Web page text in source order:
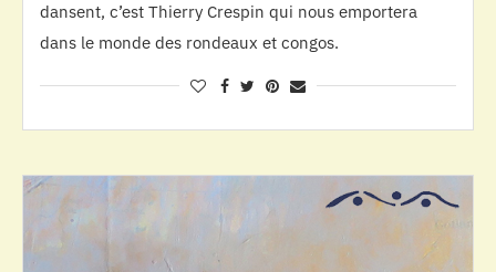
dansent, c’est Thierry Crespin qui nous emportera
dans le monde des rondeaux et congos.